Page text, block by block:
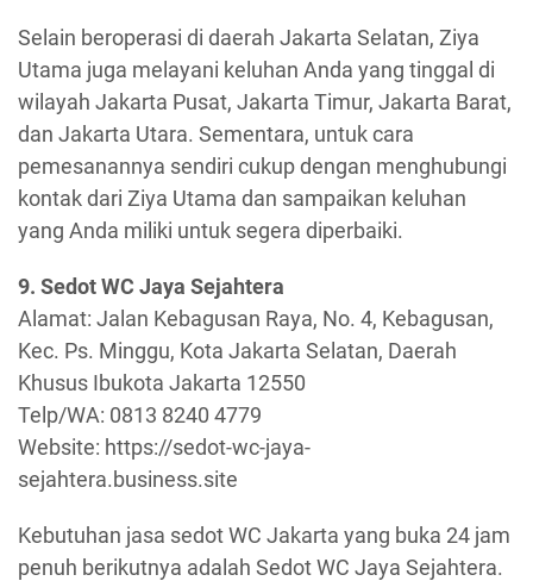
Selain beroperasi di daerah Jakarta Selatan, Ziya
Utama juga melayani keluhan Anda yang tinggal di
wilayah Jakarta Pusat, Jakarta Timur, Jakarta Barat,
dan Jakarta Utara. Sementara, untuk cara
pemesanannya sendiri cukup dengan menghubungi
kontak dari Ziya Utama dan sampaikan keluhan
yang Anda miliki untuk segera diperbaiki.
9. Sedot WC Jaya Sejahtera
Alamat: Jalan Kebagusan Raya, No. 4, Kebagusan,
Kec. Ps. Minggu, Kota Jakarta Selatan, Daerah
Khusus Ibukota Jakarta 12550
Telp/WA: 0813 8240 4779
Website: https://sedot-wc-jaya-
sejahtera.business.site
Kebutuhan jasa sedot WC Jakarta yang buka 24 jam
penuh berikutnya adalah Sedot WC Jaya Sejahtera.